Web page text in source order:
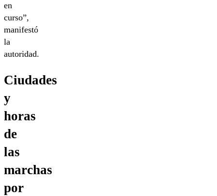
en
curso”,
manifestó
la
autoridad.
Ciudades
y
horas
de
las
marchas
por